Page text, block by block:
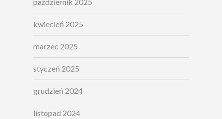
październik 2025
kwiecień 2025
marzec 2025
styczeń 2025
grudzień 2024
listopad 2024